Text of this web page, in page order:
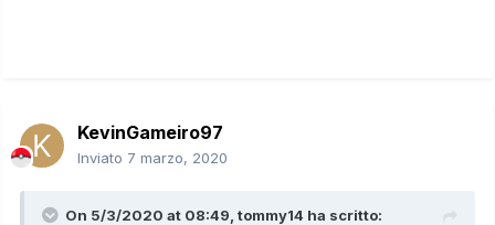
KevinGameiro97
Inviato 7 marzo, 2020
On 5/3/2020 at 08:49, tommy14 ha scritto: